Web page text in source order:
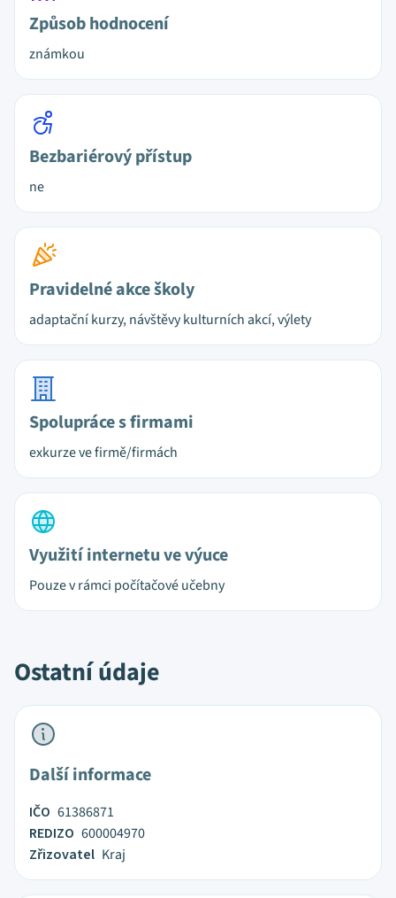
Způsob hodnocení
známkou
Bezbariérový přístup
ne
Pravidelné akce školy
adaptační kurzy, návštěvy kulturních akcí, výlety
Spolupráce s firmami
exkurze ve firmě/firmách
Využití internetu ve výuce
Pouze v rámci počítačové učebny
Ostatní údaje
Další informace
IČO 61386871
REDIZO 600004970
Zřizovatel Kraj